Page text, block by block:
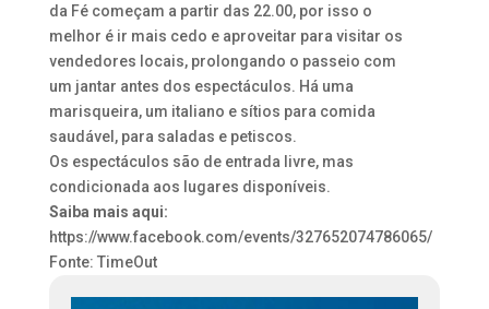
da Fé começam a partir das 22.00, por isso o
melhor é ir mais cedo e aproveitar para visitar os
vendedores locais, prolongando o passeio com
um jantar antes dos espectáculos. Há uma
marisqueira, um italiano e sítios para comida
saudável, para saladas e petiscos.
Os espectáculos são de entrada livre, mas
condicionada aos lugares disponíveis.
Saiba mais aqui:
https://www.facebook.com/events/327652074786065/
Fonte: TimeOut